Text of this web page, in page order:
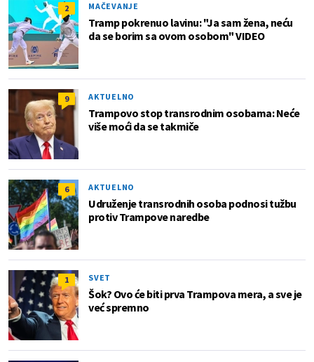
2 MAČEVANJE
Tramp pokrenuo lavinu: "Ja sam žena, neću
da se borim sa ovom osobom" VIDEO
9 AKTUELNO
Trampovo stop transrodnim osobama: Neće
više moći da se takmiče
6 AKTUELNO
Udruženje transrodnih osoba podnosi tužbu
protiv Trampove naredbe
1 SVET
Šok? Ovo će biti prva Trampova mera, a sve je
već spremno